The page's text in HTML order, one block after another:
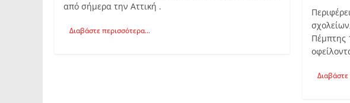
από σήμερα την Αττική .
Διαβάστε περισσότερα...
Πέμπτης